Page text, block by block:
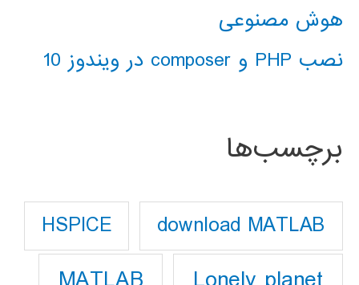
هوش مصنوعی
نصب PHP و composer در ویندوز 10
برچسب‌ها
download MATLAB
HSPICE